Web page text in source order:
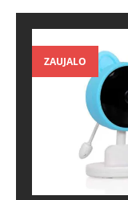
ZAUJALO